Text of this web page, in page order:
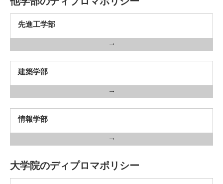
先進工学部
建築学部
情報学部
大学院のディプロマポリシー